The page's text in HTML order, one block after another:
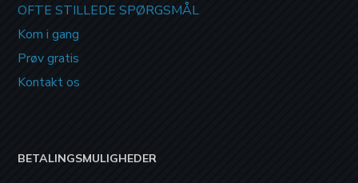
OFTE STILLEDE SPØRGSMÅL
Kom i gang
Prøv gratis
Kontakt os
BETALINGSMULIGHEDER